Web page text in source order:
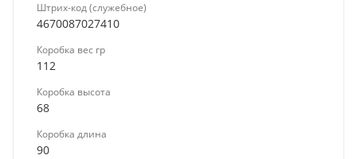
Штрих-код (служебное)
4670087027410
Коробка вес гр
112
Коробка высота
68
Коробка длина
90